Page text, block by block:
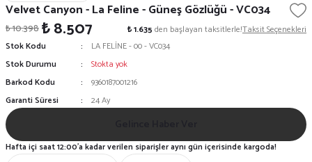
Velvet Canyon - La Feline - Güneş Gözlüğü - VC034
₺ 10.398₺ 8.507 ₺ 1.635 den başlayan taksitlerle!Taksit Seçenekleri
Stok Kodu
LA FELİNE - 00 - VC034
Stok Durumu
Stokta yok
Barkod Kodu
9360187001216
Garanti Süresi
24 Ay
Hafta içi saat 12:00'a kadar verilen siparişler aynı gün içerisinde kargoda!